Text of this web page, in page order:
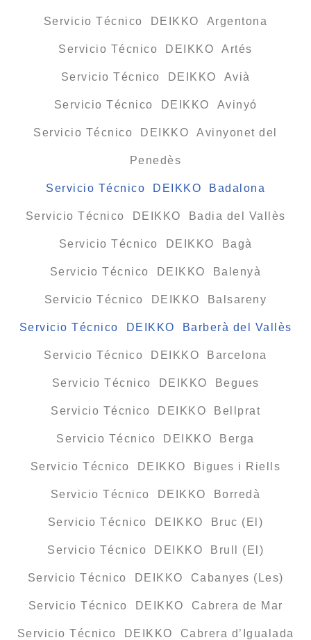
Servicio Técnico DEIKKO Argentona
Servicio Técnico DEIKKO Artés
Servicio Técnico DEIKKO Avià
Servicio Técnico DEIKKO Avinyó
Servicio Técnico DEIKKO Avinyonet del
Penedès
Servicio Técnico DEIKKO Badalona
Servicio Técnico DEIKKO Badia del Vallès
Servicio Técnico DEIKKO Bagà
Servicio Técnico DEIKKO Balenyà
Servicio Técnico DEIKKO Balsareny
Servicio Técnico DEIKKO Barberà del Vallès
Servicio Técnico DEIKKO Barcelona
Servicio Técnico DEIKKO Begues
Servicio Técnico DEIKKO Bellprat
Servicio Técnico DEIKKO Berga
Servicio Técnico DEIKKO Bigues i Riells
Servicio Técnico DEIKKO Borredà
Servicio Técnico DEIKKO Bruc (El)
Servicio Técnico DEIKKO Brull (El)
Servicio Técnico DEIKKO Cabanyes (Les)
Servicio Técnico DEIKKO Cabrera de Mar
Servicio Técnico DEIKKO Cabrera d’Igualada